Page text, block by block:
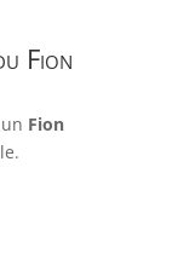
Fion
Fion